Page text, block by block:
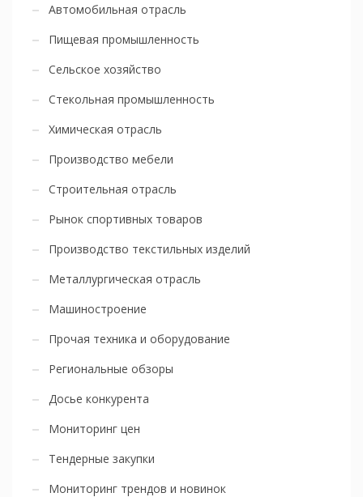
Автомобильная отрасль
Пищевая промышленность
Сельское хозяйство
Стекольная промышленность
Химическая отрасль
Производство мебели
Строительная отрасль
Рынок спортивных товаров
Производство текстильных изделий
Металлургическая отрасль
Машиностроение
Прочая техника и оборудование
Региональные обзоры
Досье конкурента
Мониторинг цен
Тендерные закупки
Мониторинг трендов и новинок